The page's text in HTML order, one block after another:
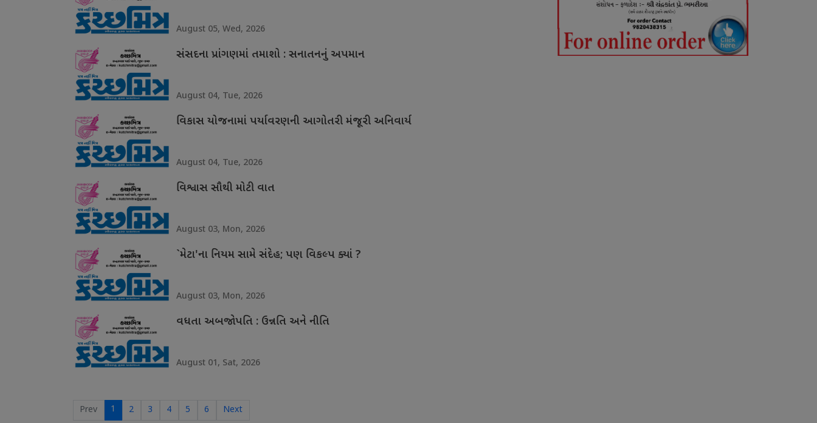
August 05, Wed, 2026
સંસદના પ્રાંગણમાં તમાશો : સનાતનનું અપમાન
August 04, Tue, 2026
વિકાસ યોજનામાં પર્યાવરણની આગોતરી મંજૂરી અનિવાર્ય
August 04, Tue, 2026
વિશ્વાસ સૌથી મોટી વાત
August 03, Mon, 2026
`મેટા'ના નિયમ સામે સંદેહ; પણ વિકલ્પ ક્યાં ?
August 03, Mon, 2026
વધતા અબજોપતિ : ઉન્નતિ અને નીતિ
August 01, Sat, 2026
Prev 1 2 3 4 5 6 Next